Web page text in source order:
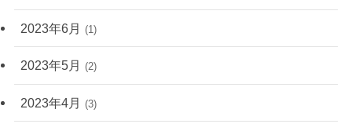
2023年6月 (1)
2023年5月 (2)
2023年4月 (3)